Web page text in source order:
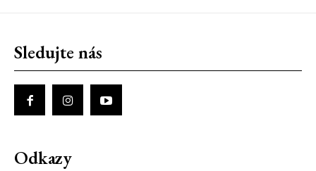
Sledujte nás
Odkazy